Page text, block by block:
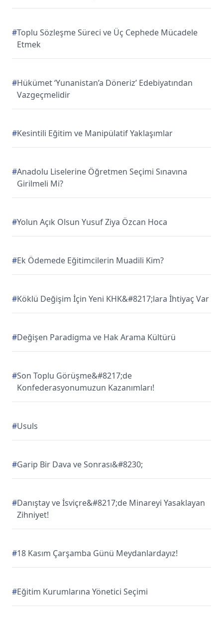
#Toplu Sözleşme Süreci ve Üç Cephede Mücadele
Etmek
#Hükümet ‘Yunanistan’a Döneriz’ Edebiyatından
Vazgeçmelidir
#Kesintili Eğitim ve Manipülatif Yaklaşımlar
#Anadolu Liselerine Öğretmen Seçimi Sınavına
Girilmeli Mi?
#Yolun Açık Olsun Yusuf Ziya Özcan Hoca
#Ek Ödemede Eğitimcilerin Muadili Kim?
#Köklü Değişim İçin Yeni KHK&#8217;lara İhtiyaç Var
#Değişen Paradigma ve Hak Arama Kültürü
#Son Toplu Görüşme&#8217;de
Konfederasyonumuzun Kazanımları!
#Usuls
#Garip Bir Dava ve Sonrası&#8230;
#Danıştay ve İsviçre&#8217;de Minareyi Yasaklayan
Zihniyet!
#18 Kasım Çarşamba Günü Meydanlardayız!
#Eğitim Kurumlarına Yönetici Seçimi